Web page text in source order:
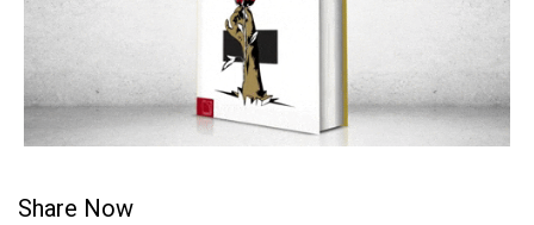
Share Now